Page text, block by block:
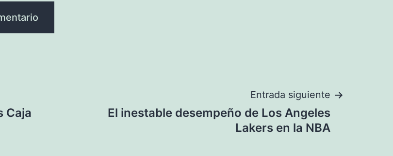
Caja
Entrada siguiente
El inestable desempeño de Los Angeles
Lakers en la NBA